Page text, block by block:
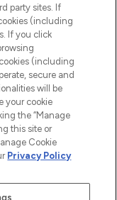
party sites. If
(including
If you click
(including
secure and
will be
your cookie
the “Manage
this site or
Cookie
Privacy Policy